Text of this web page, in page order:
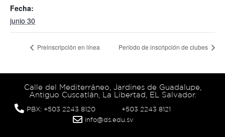
Fecha:
junio 30
Preinscripción en línea Período de inscripción de clubes
Calle del Mediterráneo, Jardines de Guadalupe,
Antiguo Cuscatlán, La Libertad, EL Salvador.
PBX: +503 2243 8120
+503 2243 8121
info@ds.edu.sv